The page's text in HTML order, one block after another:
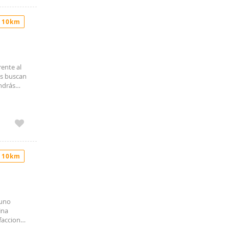
al
buscan
de
este